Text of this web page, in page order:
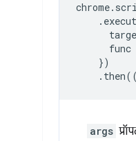
chrome.
.
func
})
. then
args